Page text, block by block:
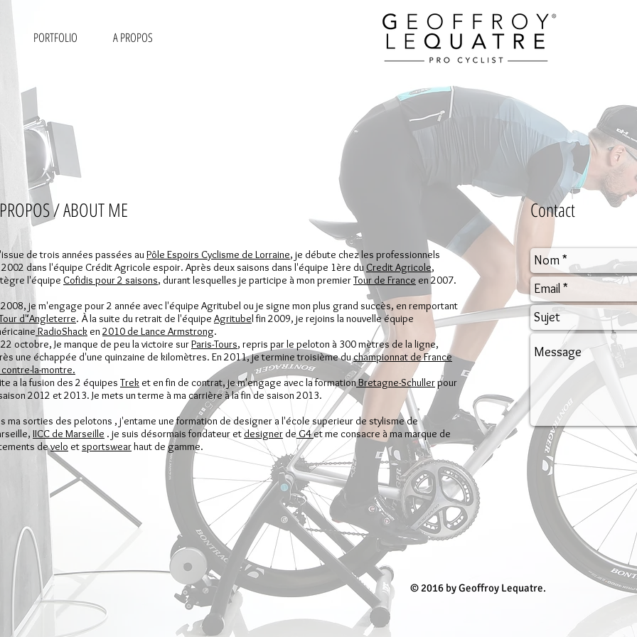
PORTFOLIO A PROPOS
/ ABOUT ME
de trois années passées auPôle Espoirs Cyclisme de Lorraine, je débute chez les professionnels
2002 dans l'équipe Crédit Agricole espoir. Après deux saisons dans l'équipe 1ère du Credit Agricole,
l'équipe Cofidis pour 2 saisons, durant lesquelles je participe à mon premierTour de France en 2007.
2008, je m'engage pour 2 année avec l'équipe Agritubel ou je signe mon plus grand succès, en remportant
d"Angleterre. À la suite du retrait de l'équipe Agritubel fin 2009, je rejoins la nouvelle équipe
RadioShack en 2010 de Lance Armstrong.
octobre, Je manque de peu la victoire surParis-Tours, repris par le peloton à 300 mètres de la ligne,
une échappée d'une quinzaine de kilomètres. En 2011, je termine troisième duchampionnat de France
la-montre.
a la fusion des 2 équipes Trek et en fin de contrat, je m'engage avec la formationBretagne-Schullerpour
2012 et 2013. Je mets un terme à ma carrière à la fin de saison 2013.
ma sorties des pelotons , j'entame une formation de designer a l'école superieur de stylisme de
IICC de Marseille . je suis désormais fondateur etdesigner de G4et me consacre à ma marque de
develo et sportswearhaut de gamme.
Contact
© 2016 by Geoffroy Lequatre.